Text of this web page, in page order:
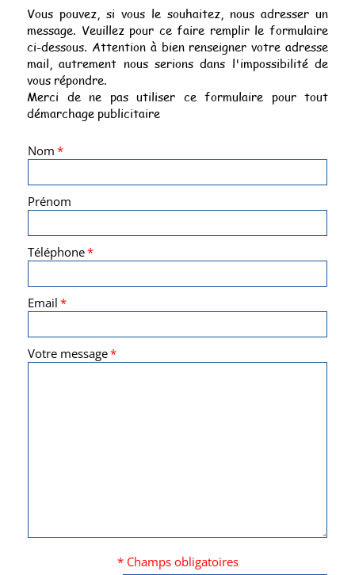
Vous pouvez, si vous le souhaitez, nous adresser un
message. Veuillez pour ce faire remplir le formulaire
ci-dessous. Attention à bien renseigner votre adresse
mail, autrement nous serions dans l'impossibilité de
vous répondre.
Merci de ne pas utiliser ce formulaire pour tout
démarchage publicitaire
Nom *
Prénom
Téléphone*
Email *
Votre message*
* Champs obligatoires